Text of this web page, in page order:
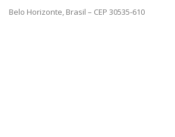
Belo Horizonte, Brasil – CEP 30535-610